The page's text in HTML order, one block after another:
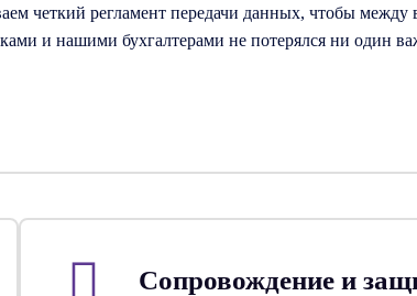
четкий регламент передачи данных, чтобы
и нашими бухгалтерами не потерялся ни один
Сопровождение и